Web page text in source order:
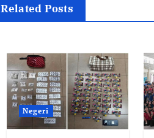
Related Posts
Negeri